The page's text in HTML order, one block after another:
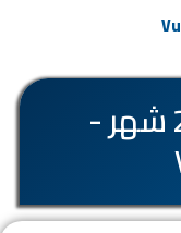
جدول المباريات
اشتراك فولتشر 24 شهر -